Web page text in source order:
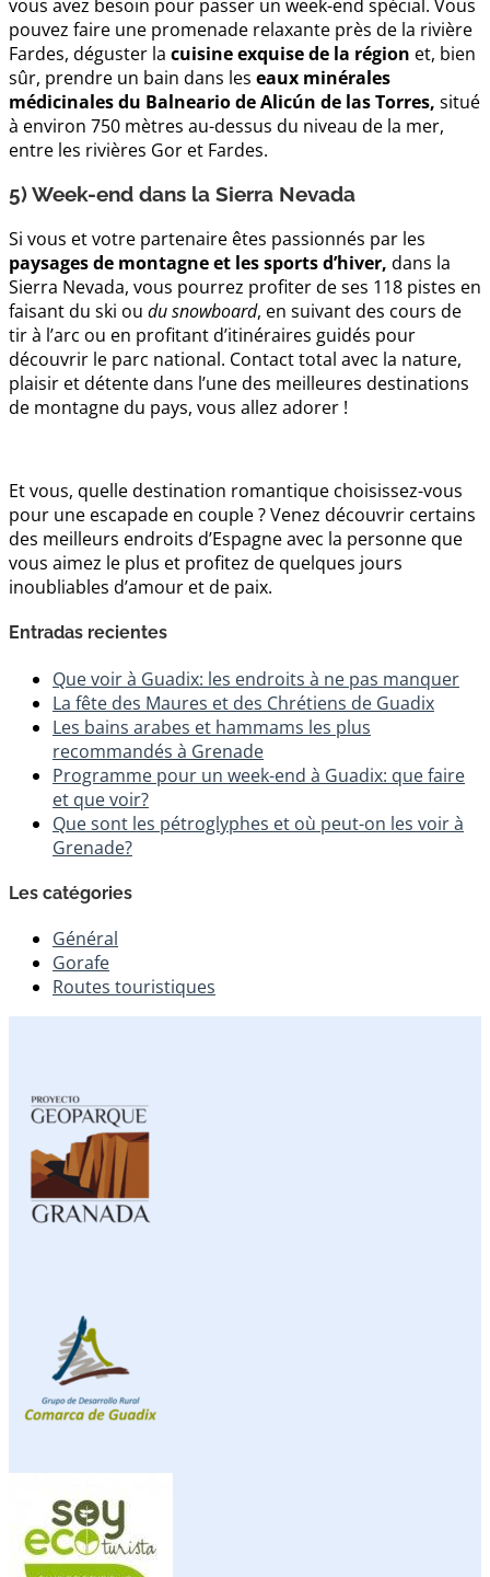
vous avez besoin pour passer un week-end spécial. Vous
pouvez faire une promenade relaxante près de la rivière
Fardes, déguster la cuisine exquise de la région et, bien
sûr, prendre un bain dans les eaux minérales
médicinales du Balneario de Alicún de las Torres, situé
à environ 750 mètres au-dessus du niveau de la mer,
entre les rivières Gor et Fardes.
5) Week-end dans la Sierra Nevada
Si vous et votre partenaire êtes passionnés par les
paysages de montagne et les sports d’hiver, dans la
Sierra Nevada, vous pourrez profiter de ses 118 pistes en
faisant du ski ou du snowboard, en suivant des cours de
tir à l’arc ou en profitant d’itinéraires guidés pour
découvrir le parc national. Contact total avec la nature,
plaisir et détente dans l’une des meilleures destinations
de montagne du pays, vous allez adorer !
Et vous, quelle destination romantique choisissez-vous
pour une escapade en couple ? Venez découvrir certains
des meilleurs endroits d’Espagne avec la personne que
vous aimez le plus et profitez de quelques jours
inoubliables d’amour et de paix.
Entradas recientes
Que voir à Guadix: les endroits à ne pas manquer
La fête des Maures et des Chrétiens de Guadix
Les bains arabes et hammams les plus
recommandés à Grenade
Programme pour un week-end à Guadix: que faire
et que voir?
Que sont les pétroglyphes et où peut-on les voir à
Grenade?
Les catégories
Général
Gorafe
Routes touristiques